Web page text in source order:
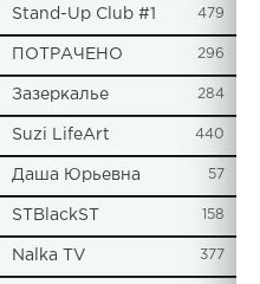
Stand-Up Club #1 479
ПОТРАЧЕНО 296
Зазеркалье 284
Suzi LifeArt 440
Даша Юрьевна 57
STBlackST 158
Nalka TV 377